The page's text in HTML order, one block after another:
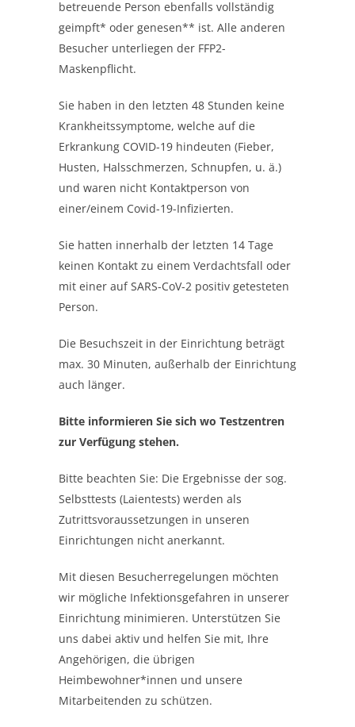
betreuende Person ebenfalls vollständig
geimpft* oder genesen** ist. Alle anderen
Besucher unterliegen der FFP2-
Maskenpflicht.
Sie haben in den letzten 48 Stunden keine
Krankheitssymptome, welche auf die
Erkrankung COVID-19 hindeuten (Fieber,
Husten, Halsschmerzen, Schnupfen, u. ä.)
und waren nicht Kontaktperson von
einer/einem Covid-19-Infizierten.
Sie hatten innerhalb der letzten 14 Tage
keinen Kontakt zu einem Verdachtsfall oder
mit einer auf SARS-CoV-2 positiv getesteten
Person.
Die Besuchszeit in der Einrichtung beträgt
max. 30 Minuten, außerhalb der Einrichtung
auch länger.
Bitte informieren Sie sich wo Testzentren
zur Verfügung stehen.
Bitte beachten Sie: Die Ergebnisse der sog.
Selbsttests (Laientests) werden als
Zutrittsvoraussetzungen in unseren
Einrichtungen nicht anerkannt.
Mit diesen Besucherregelungen möchten
wir mögliche Infektionsgefahren in unserer
Einrichtung minimieren. Unterstützen Sie
uns dabei aktiv und helfen Sie mit, Ihre
Angehörigen, die übrigen
Heimbewohner*innen und unsere
Mitarbeitenden zu schützen.